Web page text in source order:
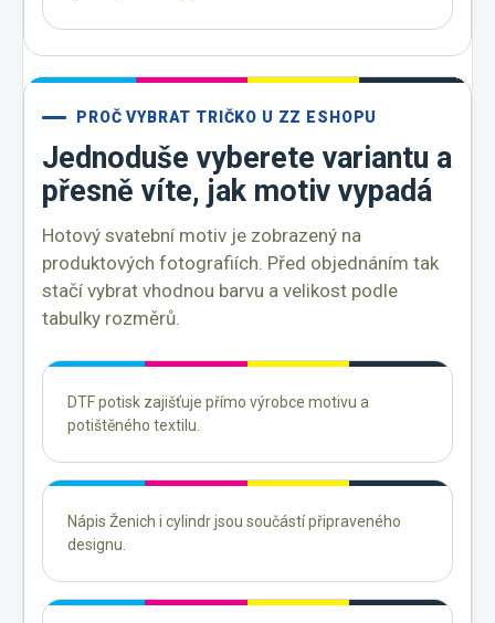
PROČ VYBRAT TRIČKO U ZZ ESHOPU
Jednoduše vyberete variantu a
přesně víte, jak motiv vypadá
Hotový svatební motiv je zobrazený na
produktových fotografiích. Před objednáním tak
stačí vybrat vhodnou barvu a velikost podle
tabulky rozměrů.
DTF potisk zajišťuje přímo výrobce motivu a
potištěného textilu.
Nápis Ženich i cylindr jsou součástí připraveného
designu.